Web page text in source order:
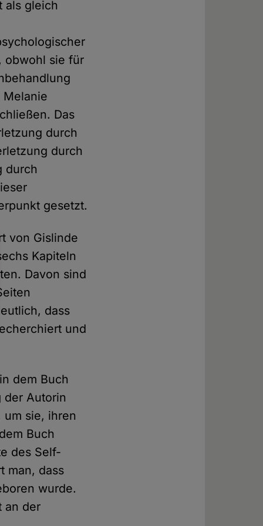
als gleich
obwohl sie für
Das
durch
durch
durch
gesetzt.
von Gislinde
Kapiteln
Davon sind
dass
und
dem Buch
der Autorin
sie, ihren
Buch
des Self-
man, dass
wurde.
an der